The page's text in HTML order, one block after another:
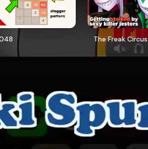
The Freak Circus